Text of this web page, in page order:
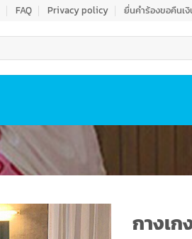
FAQ Privacy policy ยื่นคำร้องขอคืนเ
กางเก